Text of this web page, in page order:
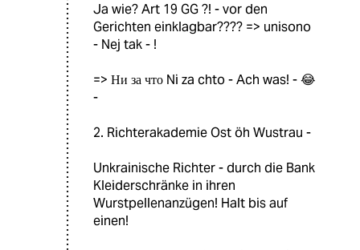
Ja wie? Art 19 GG ?! - vor den
Gerichten einklagbar???? => unisono
- Nej tak - !
=> Ни за что Ni za chto - Ach was! - 😂
-
2. Richterakademie Ost öh Wustrau -
Unkrainische Richter - durch die Bank
Kleiderschränke in ihren
Wurstpellenanzügen! Halt bis auf
einen!